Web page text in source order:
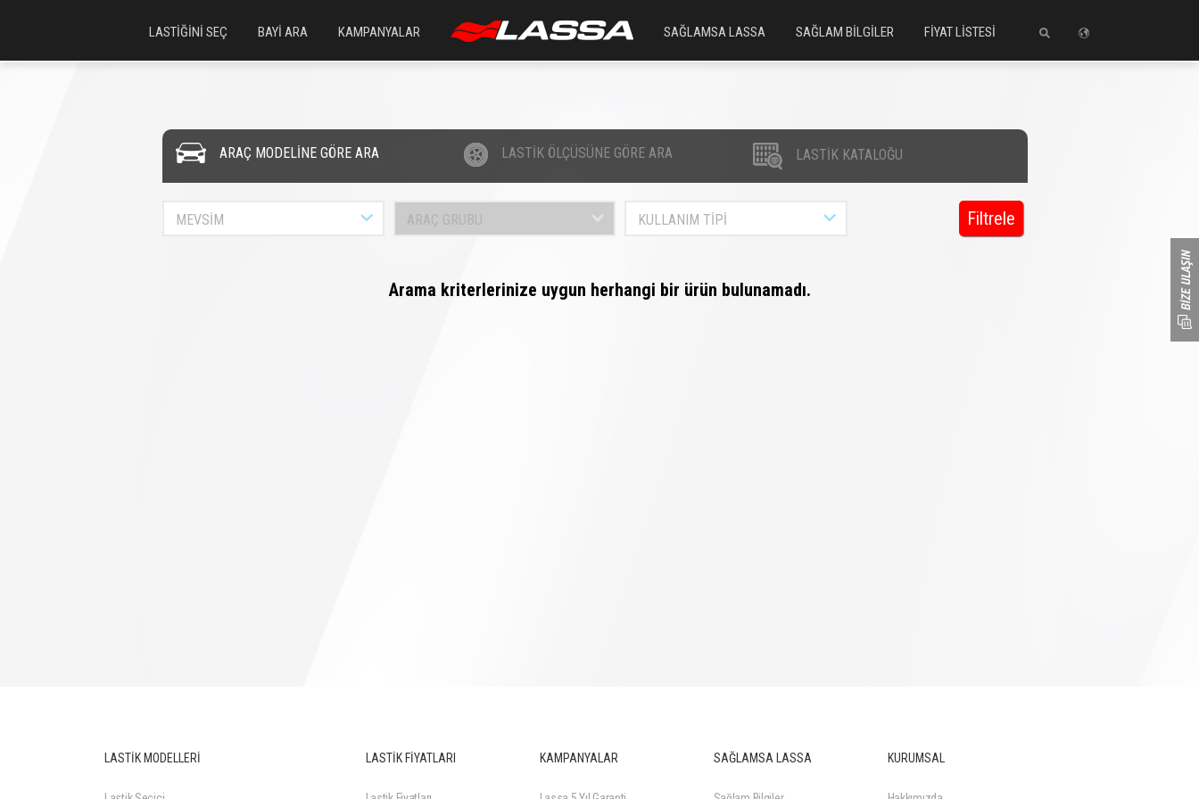
LASTİĞİNİ SEÇ BAYİ ARA KAMPANYALAR SAĞLAMSA LASSA SAĞLAM BİLGİLER FİYAT LİSTESİ
ARAÇ MODELİNE GÖRE ARA LASTİK ÖLÇÜSÜNE GÖRE ARA LASTİK KATALOĞU
MEVSİM ARAÇ GRUBU KULLANIM TİPİ Filtrele
Arama kriterlerinize uygun herhangi bir ürün bulunamadı.
LASTİK MODELLERİ LASTİK FİYATLARI KAMPANYALAR SAĞLAMSA LASSA KURUMSAL